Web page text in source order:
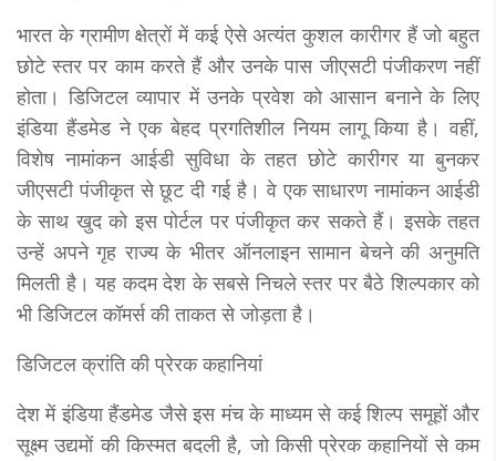
भारत के ग्रामीण क्षेत्रों में कई ऐसे अत्यंत कुशल कारीगर हैं जो बहुत
छोटे स्तर पर काम करते हैं और उनके पास जीएसटी पंजीकरण नहीं
होता। डिजिटल व्यापार में उनके प्रवेश को आसान बनाने के लिए
इंडिया हैंडमेड ने एक बेहद प्रगतिशील नियम लागू किया है। वहीं,
विशेष नामांकन आईडी सुविधा के तहत छोटे कारीगर या बुनकर
जीएसटी पंजीकृत से छूट दी गई है। वे एक साधारण नामांकन आईडी
के साथ खुद को इस पोर्टल पर पंजीकृत कर सकते हैं। इसके तहत
उन्हें अपने गृह राज्य के भीतर ऑनलाइन सामान बेचने की अनुमति
मिलती है। यह कदम देश के सबसे निचले स्तर पर बैठे शिल्पकार को
भी डिजिटल कॉमर्स की ताकत से जोड़ता है।
डिजिटल क्रांति की प्रेरक कहानियां
देश में इंडिया हैंडमेड जैसे इस मंच के माध्यम से कई शिल्प समूहों और
सूक्ष्म उद्यमों की किस्मत बदली है, जो किसी प्रेरक कहानियों से कम